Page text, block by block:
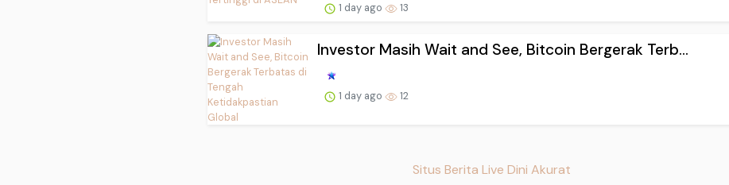
1 day ago 13
Investor Masih Wait and See, Bitcoin Bergerak Terb...
1 day ago 12
Situs Berita Live Dini Akurat